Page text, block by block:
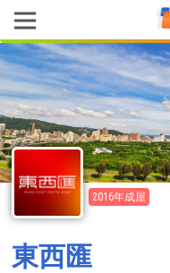
2016年成屋
東西匯